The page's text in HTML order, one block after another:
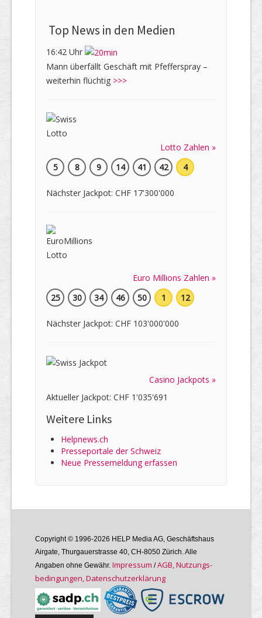
Top News in den Medien
16:42 Uhr
Mann überfällt Geschäft mit Pfefferspray –
weiterhin flüchtig >>>
Lotto Zahlen »
5
8 9 14 41 42 4
Nächster Jackpot: CHF 17'300'000
Euro Millions Zahlen »
25
30 34 46 50 1 12
Nächster Jackpot: CHF 103'000'000
Casino Jackpots »
Aktueller Jackpot: CHF 1'035'691
Weitere Links
Helpnews.ch
Presseportale der Schweiz
Neue Pressemeldung erfassen
Copyright © 1996-2026 HELP Media AG, Geschäftshaus
Airgate, Thurgauer­strasse 40, CH-8050 Zürich. Alle
Angaben ohne Gewähr. Im­pres­sum /AGB, Nutzungs­
bedin­gungen, Daten­schutz­er­klärung